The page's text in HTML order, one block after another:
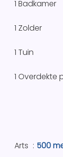
1 Badkamer
1 Zolder
1 Tuin
1 Overdekte
Arts 500